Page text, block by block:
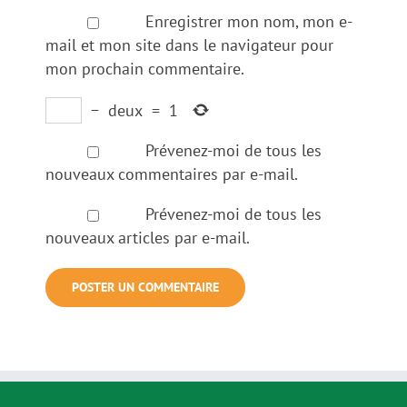
Enregistrer mon nom, mon e-
mail et mon site dans le navigateur pour
mon prochain commentaire.
− deux = 1
Prévenez-moi de tous les
nouveaux commentaires par e-mail.
Prévenez-moi de tous les
nouveaux articles par e-mail.